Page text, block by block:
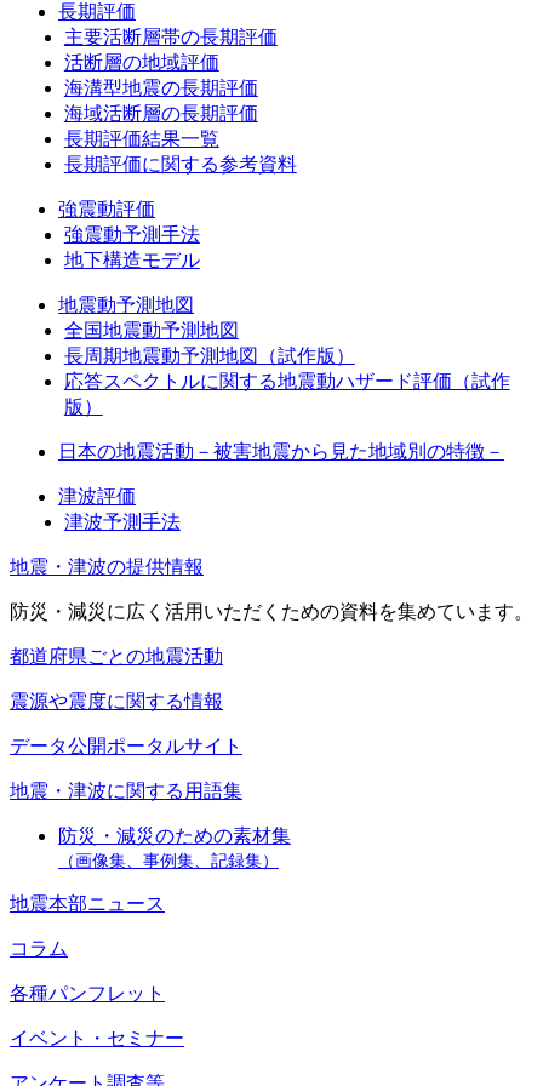
長期評価
主要活断層帯の長期評価
活断層の地域評価
海溝型地震の長期評価
海域活断層の長期評価
長期評価結果一覧
長期評価に関する参考資料
強震動評価
強震動予測手法
地下構造モデル
地震動予測地図
全国地震動予測地図
長周期地震動予測地図（試作版）
応答スペクトルに関する地震動ハザード評価（試作
版）
日本の地震活動－被害地震から見た地域別の特徴－
津波評価
津波予測手法
地震・津波の提供情報
防災・減災に広く活用いただくための資料を集めています。
都道府県ごとの地震活動
震源や震度に関する情報
データ公開ポータルサイト
地震・津波に関する用語集
防災・減災のための素材集
（画像集、事例集、記録集）
地震本部ニュース
コラム
各種パンフレット
イベント・セミナー